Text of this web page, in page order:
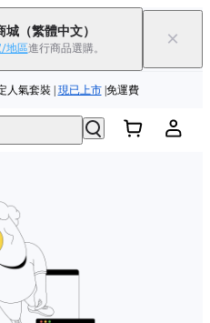
城 （繁體中文）
地區進行商品選購。 ×
人氣套裝 | 現已上市|免運費
至 立即選購
饋或優惠券
人氣套裝 |